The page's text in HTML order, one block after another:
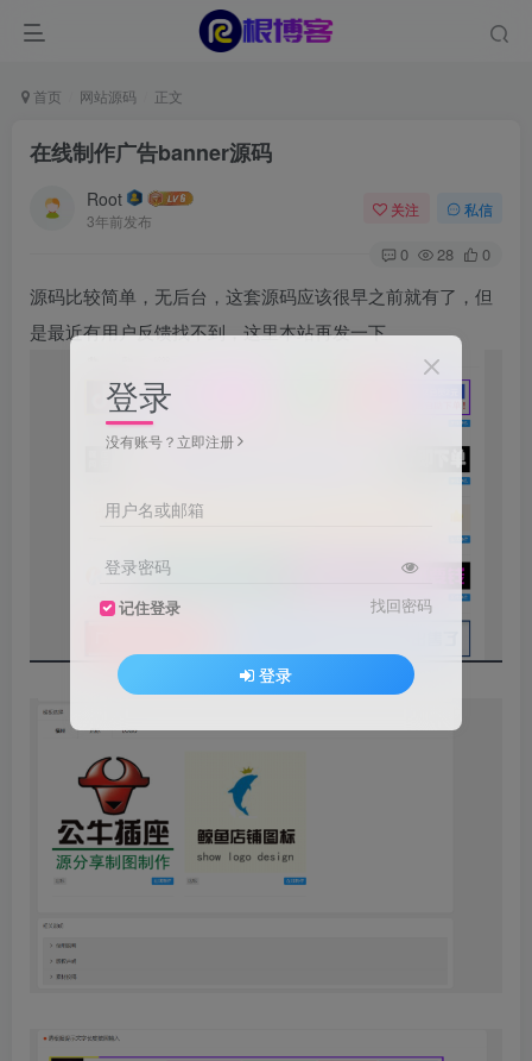
首页 网站源码 正文
在线制作广告banner源码
Root
3年前发布
关注 私信
0 28 0
源码比较简单，无后台，这套源码应该很早之前就有了，但
是最近有用户反馈找不到，这里本站再发一下
登录
没有账号？立即注册
用户名或邮箱
登录密码
记住登录 找回密码
登录